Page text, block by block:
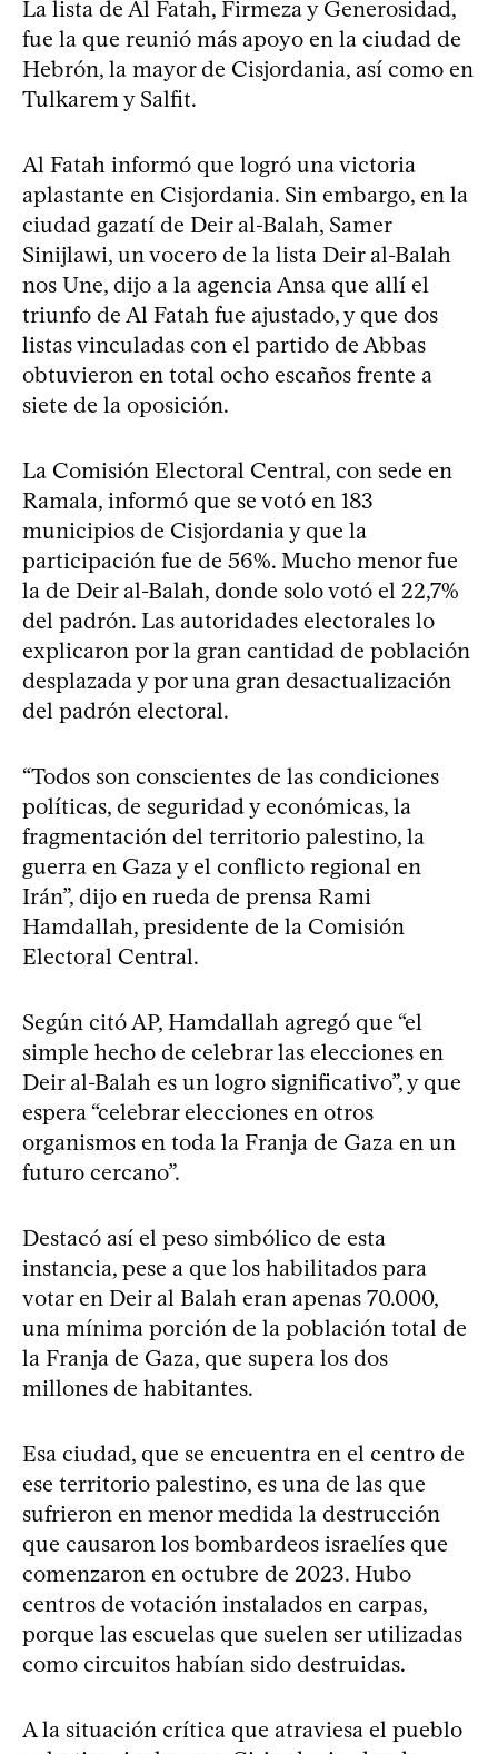
La lista de Al Fatah, Firmeza y Generosidad,
fue la que reunió más apoyo en la ciudad de
Hebrón, la mayor de Cisjordania, así como en
Tulkarem y Salfit.
Al Fatah informó que logró una victoria
aplastante en Cisjordania. Sin embargo, en la
ciudad gazatí de Deir al-Balah, Samer
Sinijlawi, un vocero de la lista Deir al-Balah
nos Une, dijo a la agencia Ansa que allí el
triunfo de Al Fatah fue ajustado, y que dos
listas vinculadas con el partido de Abbas
obtuvieron en total ocho escaños frente a
siete de la oposición.
La Comisión Electoral Central, con sede en
Ramala, informó que se votó en 183
municipios de Cisjordania y que la
participación fue de 56%. Mucho menor fue
la de Deir al-Balah, donde solo votó el 22,7%
del padrón. Las autoridades electorales lo
explicaron por la gran cantidad de población
desplazada y por una gran desactualización
del padrón electoral.
“Todos son conscientes de las condiciones
políticas, de seguridad y económicas, la
fragmentación del territorio palestino, la
guerra en Gaza y el conflicto regional en
Irán”, dijo en rueda de prensa Rami
Hamdallah, presidente de la Comisión
Electoral Central.
Según citó AP, Hamdallah agregó que “el
simple hecho de celebrar las elecciones en
Deir al-Balah es un logro significativo”, y que
espera “celebrar elecciones en otros
organismos en toda la Franja de Gaza en un
futuro cercano”.
Destacó así el peso simbólico de esta
instancia, pese a que los habilitados para
votar en Deir al Balah eran apenas 70.000,
una mínima porción de la población total de
la Franja de Gaza, que supera los dos
millones de habitantes.
Esa ciudad, que se encuentra en el centro de
ese territorio palestino, es una de las que
sufrieron en menor medida la destrucción
que causaron los bombardeos israelíes que
comenzaron en octubre de 2023. Hubo
centros de votación instalados en carpas,
porque las escuelas que suelen ser utilizadas
como circuitos habían sido destruidas.
A la situación crítica que atraviesa el pueblo